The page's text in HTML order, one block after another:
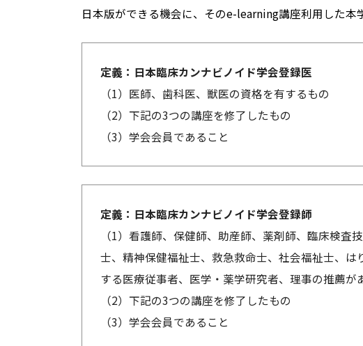
日本版ができる機会に、そのe-learning講座利用した本
定義：日本臨床カンナビノイド学会登録医
（1）医師、歯科医、獣医の資格を有するもの
（2）下記の3つの講座を修了したもの
（3）学会会員であること
定義：日本臨床カンナビノイド学会登録師
（1）看護師、保健師、助産師、薬剤師、臨床検
士、精神保健福祉士、救急救命士、社会福祉士、
する医療従事者、医学・薬学研究者、理事の推薦が
（2）下記の3つの講座を修了したもの
（3）学会会員であること